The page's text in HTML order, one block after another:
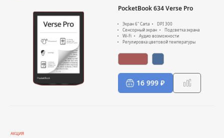
PocketBook 634 Verse Pro
Экран 6" Carta
DPI 300
Сенсорный экран
Подсветка экрана
Wi-Fi
Аудио возможности
Регулировка цветовой температуры
16 999 ₽
АКЦИЯ